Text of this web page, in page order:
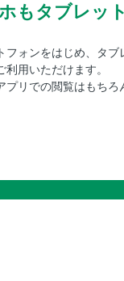
もタブレッ
フォンをはじめ、タ
利用いただけます。
プリでの閲覧はもち